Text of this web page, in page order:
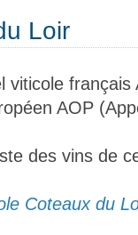
Loir
viticole
AOP
des vins de
Coteaux du